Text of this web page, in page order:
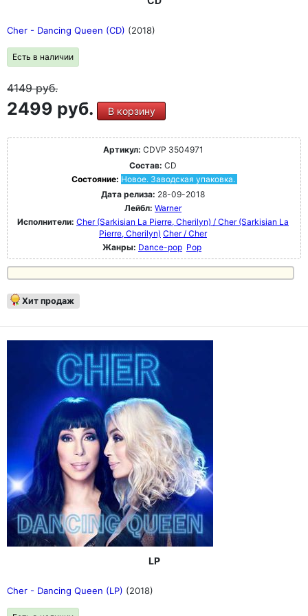
Cher - Dancing Queen (CD) (2018)
Есть в наличии
4149руб.
2499 руб. В корзину
Артикул: CDVP 3504971
Состав: CD
Состояние: Новое. Заводская упаковка.
Дата релиза: 28-09-2018
Лейбл: Warner
Исполнители: Cher (Sarkisian La Pierre, Cherilyn) / Cher (Sarkisian La
Pierre, Cherilyn) Cher / Cher
Жанры: Dance-pop Pop
Хит продаж
LP
Cher - Dancing Queen (LP) (2018)